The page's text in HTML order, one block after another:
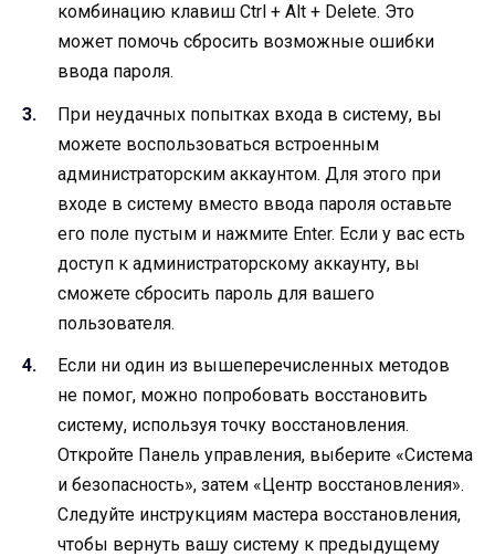
комбинацию клавиш Ctrl + Alt + Delete. Это
может помочь сбросить возможные ошибки
ввода пароля.
При неудачных попытках входа в систему, вы
можете воспользоваться встроенным
администраторским аккаунтом. Для этого при
входе в систему вместо ввода пароля оставьте
его поле пустым и нажмите Enter. Если у вас есть
доступ к администраторскому аккаунту, вы
сможете сбросить пароль для вашего
пользователя.
Если ни один из вышеперечисленных методов
не помог, можно попробовать восстановить
систему, используя точку восстановления.
Откройте Панель управления, выберите «Система
и безопасность», затем «Центр восстановления».
Следуйте инструкциям мастера восстановления,
чтобы вернуть вашу систему к предыдущему